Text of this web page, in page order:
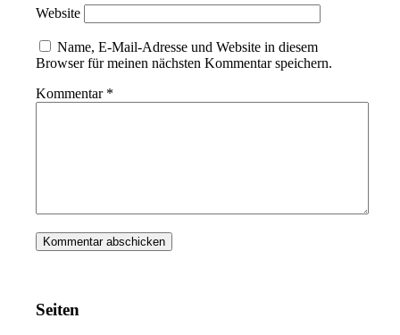
Website
Name, E-Mail-Adresse und Website in diesem
Browser für meinen nächsten Kommentar speichern.
Kommentar *
Seiten